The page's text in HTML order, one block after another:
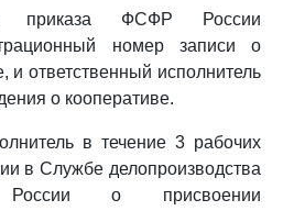
приказа ФСФР России
номер записи о
и ответственный исполнитель
о кооперативе.
в течение 3 рабочих
в Службе делопроизводства
о присвоении